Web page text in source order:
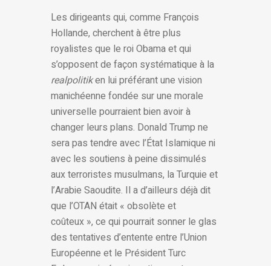
Les dirigeants qui, comme François
Hollande, cherchent à être plus
royalistes que le roi Obama et qui
s’opposent de façon systématique à la
realpolitiken lui préférant une vision
manichéenne fondée sur une morale
universelle pourraient bien avoir à
changer leurs plans. Donald Trump ne
sera pas tendre avec l’État Islamique ni
avec les soutiens à peine dissimulés
aux terroristes musulmans, la Turquie et
l’Arabie Saoudite. Il a d’ailleurs déjà dit
que l’OTAN était « obsolète et
coûteux », ce qui pourrait sonner le glas
des tentatives d’entente entre l’Union
Européenne et le Président Turc